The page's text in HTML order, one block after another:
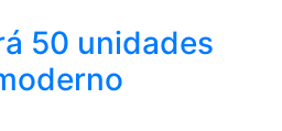
50 unidades